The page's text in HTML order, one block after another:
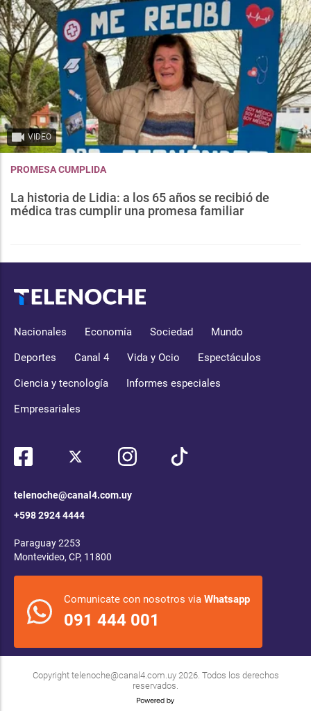
VIDEO
PROMESA CUMPLIDA
La historia de Lidia: a los 65 años se recibió de
médica tras cumplir una promesa familiar
Nacionales Economía Sociedad Mundo
Deportes Canal 4 Vida y Ocio Espectáculos
Ciencia y tecnología Informes especiales
Empresariales
telenoche@canal4.com.uy
+598 2924 4444
Paraguay 2253
Montevideo, CP, 11800
Comunicate con nosotros via Whatsapp
091 444 001
Copyright telenoche@canal4.com.uy2026. Todos los derechos
reservados.